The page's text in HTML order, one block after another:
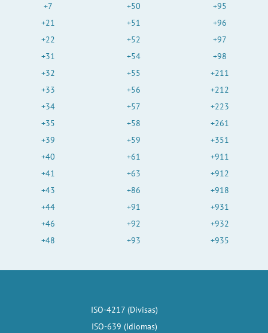
+7
+21
+22
+31
+32
+33
+34
+35
+39
+40
+41
+43
+44
+46
+48
+50
+51
+52
+54
+55
+56
+57
+58
+59
+61
+63
+86
+91
+92
+93
+95
+96
+97
+98
+211
+212
+223
+261
+351
+911
+912
+918
+931
+932
+935
ISO-4217 (Divisas)
ISO-639 (Idiomas)